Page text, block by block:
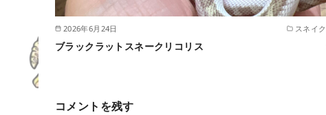
2026年6月24日 スネイク
ブラックラットスネークリコリス
コメントを残す